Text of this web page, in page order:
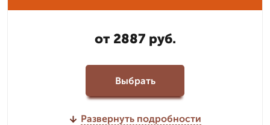
от 2887 руб.
Выбрать
Развернуть подробности